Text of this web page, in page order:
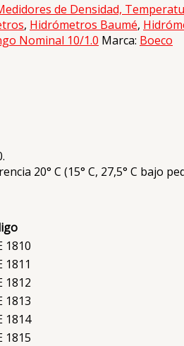
de Densidad,
, Hidrómetros Baumé,
Nominal 10/1.0 Marca: Boeco
20° C (15° C, 27,5° C bajo
1810
1811
1812
1813
1814
1815